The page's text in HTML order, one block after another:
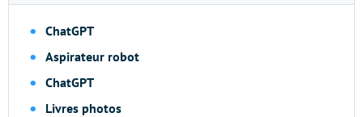
ChatGPT
Aspirateur robot
ChatGPT
Livres photos